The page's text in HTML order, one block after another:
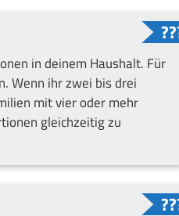
in deinem Haushalt. Für
Wenn ihr zwei bis drei
mit vier oder mehr
gleichzeitig zu